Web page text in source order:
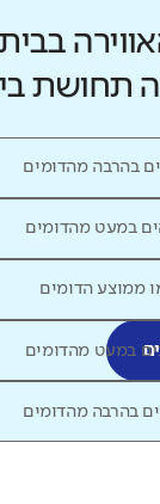
תחושת
בהרבה מהדומים
במעט מהדומים
ממוצע הדומים
במעט מהדומים
בהרבה מהדומים